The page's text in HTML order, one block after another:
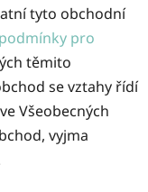
tyto obchodní
pro
těmito
se vztahy řídí
Všeobecných
vyjma